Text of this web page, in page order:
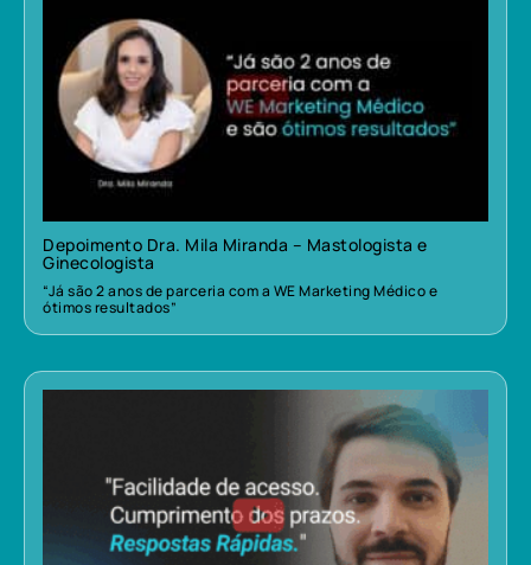
Depoimento Dra. Mila Miranda – Mastologista e
Ginecologista
“Já são 2 anos de parceria com a WE Marketing Médico e
ótimos resultados”